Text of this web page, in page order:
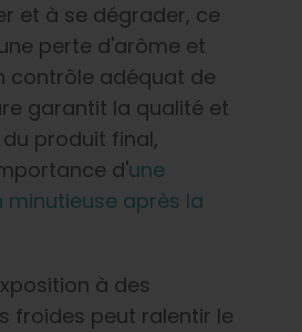
et à se dégrader, ce
perte d'arôme et
contrôle adéquat de
garantit la qualité et
produit final,
d'une
après la
à des
froides peut ralentir le